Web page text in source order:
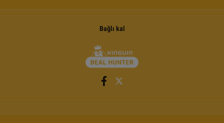
Bağlı kal